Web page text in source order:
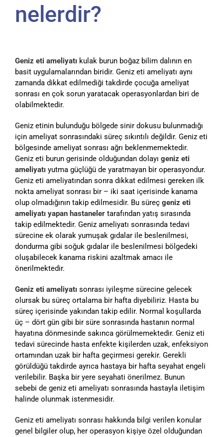
nelerdir?
Geniz eti ameliyatı kulak burun boğaz bilim dalının en
basit uygulamalarından biridir. Geniz eti ameliyatı aynı
zamanda dikkat edilmediği takdirde çocuğa ameliyat
sonrası en çok sorun yaratacak operasyonlardan biri de
olabilmektedir.
Geniz etinin bulunduğu bölgede sinir dokusu bulunmadığı
için ameliyat sonrasındaki süreç sıkıntılı değildir. Geniz eti
bölgesinde ameliyat sonrası ağrı beklenmemektedir.
Geniz eti burun gerisinde olduğundan dolayı geniz eti
ameliyatı yutma güçlüğü de yaratmayan bir operasyondur.
Geniz eti ameliyatından sonra dikkat edilmesi gereken ilk
nokta ameliyat sonrası bir – iki saat içerisinde kanama
olup olmadığının takip edilmesidir. Bu süreç geniz eti
ameliyatı yapan hastaneler tarafından yatış sırasında
takip edilmektedir. Geniz ameliyatı sonrasında tedavi
sürecine ek olarak yumuşak gıdalar ile beslenilmesi,
dondurma gibi soğuk gıdalar ile beslenilmesi bölgedeki
oluşabilecek kanama riskini azaltmak amacı ile
önerilmektedir.
Geniz eti ameliyatı sonrası iyileşme sürecine gelecek
olursak bu süreç ortalama bir hafta diyebiliriz. Hasta bu
süreç içerisinde yakından takip edilir. Normal koşullarda
üç – dört gün gibi bir süre sonrasında hastanın normal
hayatına dönmesinde sakınca görülmemektedir. Geniz eti
tedavi sürecinde hasta enfekte kişilerden uzak, enfeksiyon
ortamından uzak bir hafta geçirmesi gerekir. Gerekli
görüldüğü takdirde ayrıca hastaya bir hafta seyahat engeli
verilebilir. Başka bir yere seyahati önerilmez. Bunun
sebebi de geniz eti ameliyatı sonrasında hastayla iletişim
halinde olunmak istenmesidir.
Geniz eti ameliyatı sonrası hakkında bilgi verilen konular
genel bilgiler olup, her operasyon kişiye özel olduğundan